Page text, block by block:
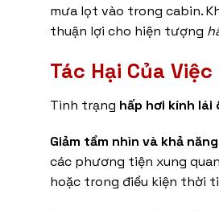
mưa lọt vào trong cabin.
thuận lợi cho hiện tượng
Tác Hại Của Việc
Tình trạng hấp hơi kính lái
Giảm tầm nhìn và khả
các phương tiện xung
hoặc trong điều kiện thời